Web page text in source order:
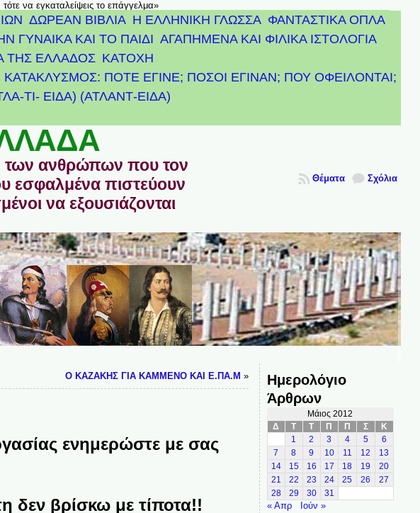
να εγκαταλείψεις το επάγγελμα»
ΔΩΡΕΑΝ ΒΙΒΛΙΑ Η ΕΛΛΗΝΙΚΗ ΓΛΩΣΣΑ ΦΑΝΤΑΣΤΙΚΑ ΟΠΛΑ
ΓΥΝΑΙΚΑ ΚΑΙ ΤΟ ΠΑΙΔΙ ΑΓΑΠΗΜΕΝΑ ΚΑΙ ΦΙΛΙΚΑ ΙΣΤΟΛΟΓΙΑ
ΤΗΣ ΕΛΛΑΔΟΣ ΚΑΤΟΧΗ
ΚΑΤΑΚΛΥΣΜΟΣ: ΠΟΤΕ ΕΓΙΝΕ; ΠΟΣΟΙ ΕΓΙΝΑΝ; ΠΟΥ ΟΦΕΙΛΟΝΤΑΙ;
ΤΙ- ΕΙΔΑ) (ΑΤΛΑΝΤ-ΕΙΔΑ)
των ανθρώπων που τον
εσφαλμένα πιστεύουν
να εξουσιάζονται
Σχόλια
Θέματα
O KAZAKHΣ ΓΙΑ ΚΑΜΜΕΝΟ ΚΑΙ Ε.ΠΑ.Μ »
ενημερώστε με σας
βρίσκω με τίποτα!!
Ημερολόγιο
Άρθρων
Μάιος 2012
Δ
Τ Τ Π Π Σ
Κ
1
2 3 4 5
6
7
8 9 10 11 12
13
14
15 16 17 18 19
20
21
22 23 24 25 26
27
28
29 30 31
« Απρ Ιούν »